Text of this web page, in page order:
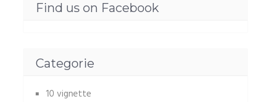
Find us on Facebook
Categorie
10 vignette